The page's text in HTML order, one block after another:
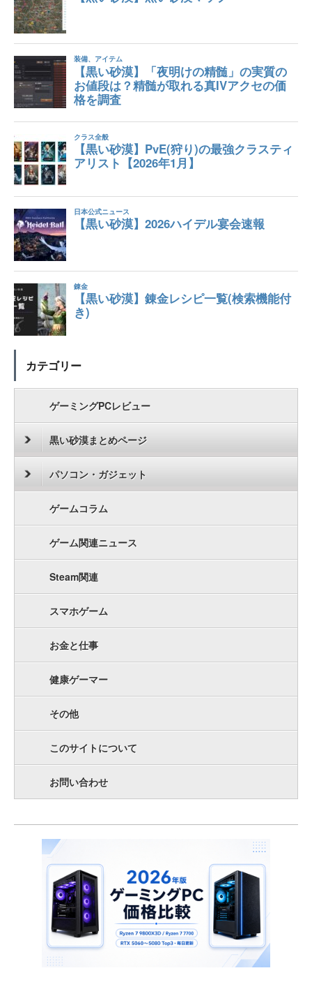
カテゴリー
ゲーミングPCレビュー
黒い砂漠まとめページ
パソコン・ガジェット
ゲームコラム
ゲーム関連ニュース
Steam関連
スマホゲーム
お金と仕事
健康ゲーマー
その他
このサイトについて
お問い合わせ